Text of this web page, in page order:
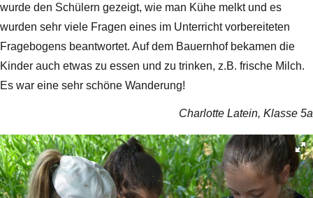
wurde den Schülern gezeigt, wie man Kühe melkt und es
wurden sehr viele Fragen eines im Unterricht vorbereiteten
Fragebogens beantwortet. Auf dem Bauernhof bekamen die
Kinder auch etwas zu essen und zu trinken, z.B. frische Milch.
Es war eine sehr schöne Wanderung!
Charlotte Latein, Klasse 5a